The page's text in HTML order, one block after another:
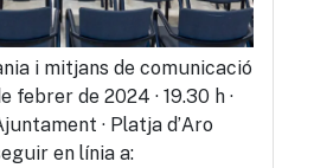
i mitjans de comunicació
febrer de 2024 · 19.30 h ·
· Platja d’Aro
en línia a: